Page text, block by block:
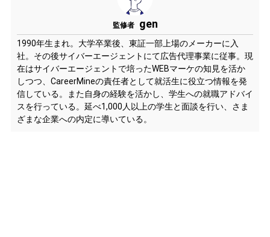
監修者 gen
1990年生まれ。大学卒業後、東証一部上場のメーカーに入
社。その後サイバーエージェントにて広告代理事業に従事。現
在はサイバーエージェントで培ったWEBマーケの知見を活か
しつつ、CareerMineの責任者として就活生に役立つ情報を発
信している。また自身の経験を活かし、学生への就職アドバイ
スを行っている。延べ1,000人以上の学生と面談を行い、さま
ざまな企業への内定に導いている。